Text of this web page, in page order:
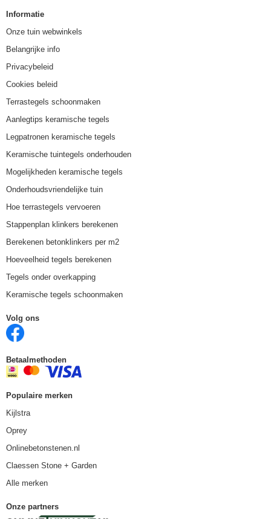
Informatie
Onze tuin webwinkels
Belangrijke info
Privacybeleid
Cookies beleid
Terrastegels schoonmaken
Aanlegtips keramische tegels
Legpatronen keramische tegels
Keramische tuintegels onderhouden
Mogelijkheden keramische tegels
Onderhoudsvriendelijke tuin
Hoe terrastegels vervoeren
Stappenplan klinkers berekenen
Berekenen betonklinkers per m2
Hoeveelheid tegels berekenen
Tegels onder overkapping
Keramische tegels schoonmaken
Volg ons
Betaalmethoden
Populaire merken
Kijlstra
Oprey
Onlinebetonstenen.nl
Claessen Stone + Garden
Alle merken
Onze partners